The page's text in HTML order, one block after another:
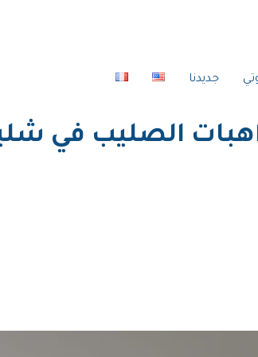
جديدنا
الصليب في